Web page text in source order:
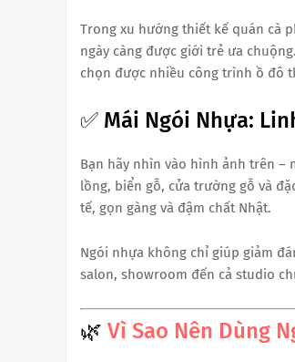
Trong xu hướng thiết kế quán cà
ngày càng được giới trẻ ưa
chọn được nhiều công trình ồ đô
✅ Mái Ngói Nhựa:
Bạn hãy nhìn vào hình ảnh trên
lồng, biển gỗ, cửa trường gỗ và
tế, gọn gàng và đậm chất Nhật.
Ngói nhựa không chỉ giúp giảm
salon, showroom đến cả studio
🌿 Vì Sao Nên Dùng